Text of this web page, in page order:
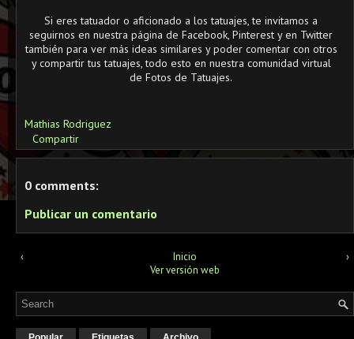
Si eres tatuador o aficionado a los tatuajes, te invitamos a
seguirnos en nuestra página de Facebook, Pinterest y en Twitter
también para ver más ideas similares y poder comentar con otros
y compartir tus tatuajes, todo esto en nuestra comunidad virtual
de Fotos de Tatuajes.
Mathias Rodriguez
Compartir
0 comments:
Publicar un comentario
‹ ›
Inicio
Ver versión web